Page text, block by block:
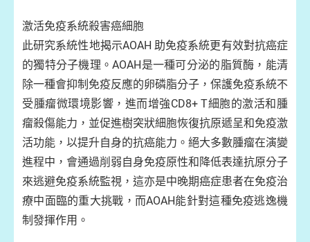
激活免疫系統殺害癌細胞
此研究系統性地揭示AOAH 助免疫系統更有效對抗癌症
的獨特分子機理。AOAH是一種可分泌的脂質酶，能清
除一種會抑制免疫反應的卵磷脂分子，保護免疫系統不
受腫瘤微環境影響，進而增強CD8+ T細胞的激活和腫
瘤殺傷能力，並促進樹突狀細胞恢復抗原遞呈和免疫激
活功能，以提升自身的抗癌能力。絕大多數腫瘤在演變
進程中，會通過削弱自身免疫原性和降低表達抗原分子
來逃避免疫系統監視，這亦是中晚期癌症患者在免疫治
療中面臨的重大挑戰，而AOAH能針對這種免疫逃逸機
制發揮作用。